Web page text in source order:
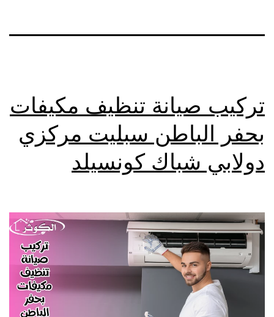
تركيب صيانة تنظيف مكيفات
بحفر الباطن سبليت مركزي
دولابي شباك كونسيلد